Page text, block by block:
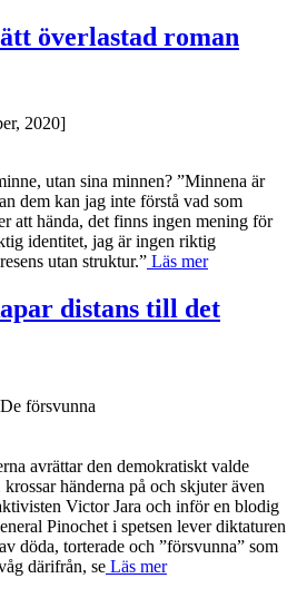
överlastad roman
2020]
utan sina minnen? ”Minnena är
dem kan jag inte förstå vad som
att hända, det finns ingen mening för
identitet, jag är ingen riktig
utan struktur.” Läs mer
distans till det
försvunna
avrättar den demokratiskt valde
händerna på och skjuter även
Victor Jara och inför en blodig
Pinochet i spetsen lever diktaturen
döda, torterade och ”försvunna” som
därifrån, se Läs mer